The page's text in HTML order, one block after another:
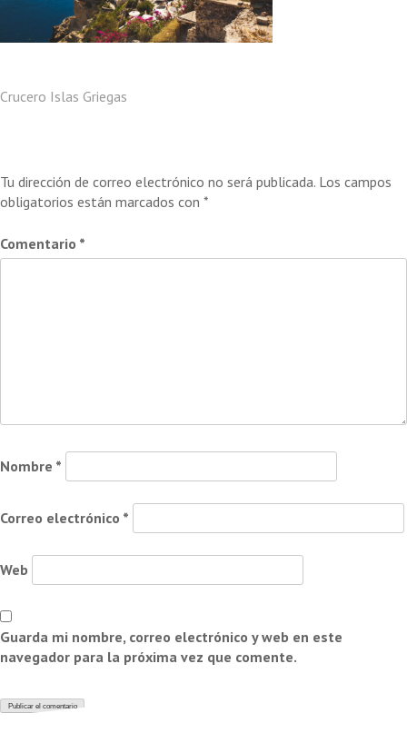
Navegación
Crucero Islas Griegas
Tu dirección de correo electrónico no será publicada. Los campos
obligatorios están marcados con *
Comentario *
Nombre *
Correo electrónico *
Web
Guarda mi nombre, correo electrónico y web en este
navegador para la próxima vez que comente.